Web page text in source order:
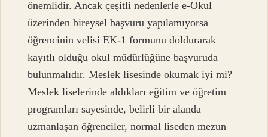
önemlidir. Ancak çeşitli nedenlerle e-Okul
üzerinden bireysel başvuru yapılamıyorsa
öğrencinin velisi EK-1 formunu doldurarak
kayıtlı olduğu okul müdürlüğüne başvuruda
bulunmalıdır. Meslek lisesinde okumak iyi mi?
Meslek liselerinde aldıkları eğitim ve öğretim
programları sayesinde, belirli bir alanda
uzmanlaşan öğrenciler, normal liseden mezun